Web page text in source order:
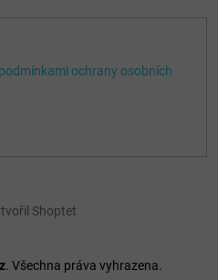
podmínkami ochrany osobních
Shoptet
. Všechna práva vyhrazena.